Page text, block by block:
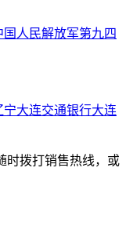
国人民解放军第九四
宁大连交通银行大连
时拨打销售热线，或